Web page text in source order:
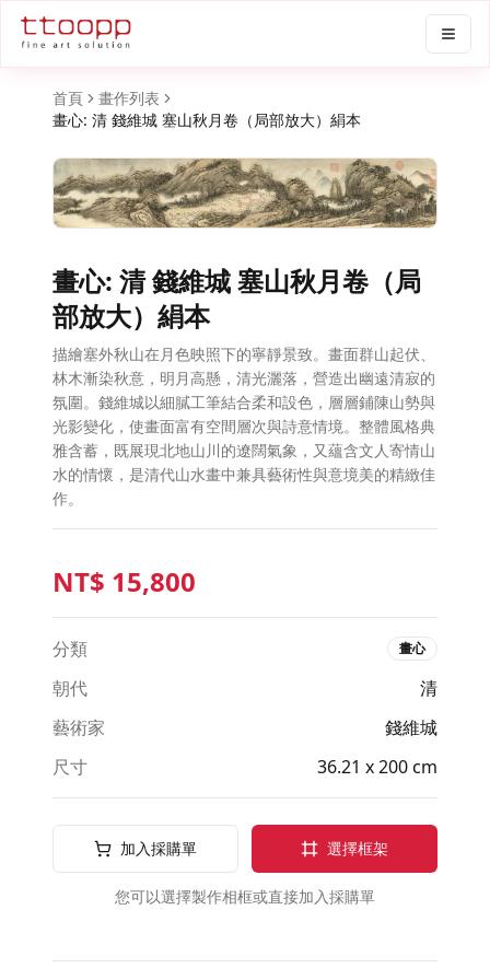
首頁
畫作列表
畫心: 清 錢維城 塞山秋月卷（局部放大）絹本
畫心: 清 錢維城 塞山秋月卷（局
部放大）絹本
描繪塞外秋山在月色映照下的寧靜景致。畫面群山起伏、
林木漸染秋意，明月高懸，清光灑落，營造出幽遠清寂的
氛圍。錢維城以細膩工筆結合柔和設色，層層鋪陳山勢與
光影變化，使畫面富有空間層次與詩意情境。整體風格典
雅含蓄，既展現北地山川的遼闊氣象，又蘊含文人寄情山
水的情懷，是清代山水畫中兼具藝術性與意境美的精緻佳
作。
NT$ 15,800
分類 畫心
朝代
清
藝術家
錢維城
尺寸
36.21 x 200 cm
加入採購單 選擇框架
您可以選擇製作相框或直接加入採購單